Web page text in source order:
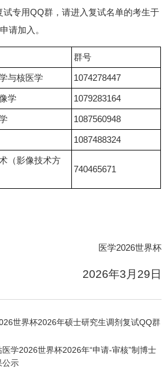
试专用QQ群，请进入复试名单的考生于
请加入。
群号
与核医学 1074278447
学 1079283164
1087560948
1087488324
（影像技术方
740465671
医学2026世界杯
2026年3月29日
世界杯2026年硕士研究生调剂复试QQ群
学2026世界杯2026年“申请-审核”制博士
公示